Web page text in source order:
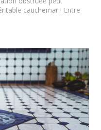
cauchemar ! Entre